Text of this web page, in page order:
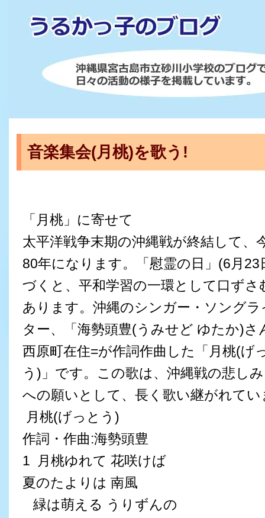
音楽集会(月桃)を歌う!
「月桃」に寄せて
太平洋戦争末期の沖縄戦が終結して、
80年になります。「慰霊の日」(6月23
づくと、平和学習の一環として口ずさ
あります。沖縄のシンガー・ソングラ
ター、「海勢頭豊(うみせど ゆたか)さ
西原町在住=が作詞作曲した「月桃(げ
う)」です。この歌は、沖縄戦の悲し
への願いとして、長く歌い継がれてい
月桃(げっとう)
作詞・作曲:海勢頭豊
1 月桃ゆれて 花咲けば
夏のたよりは 南風
緑は萌える うりずんの